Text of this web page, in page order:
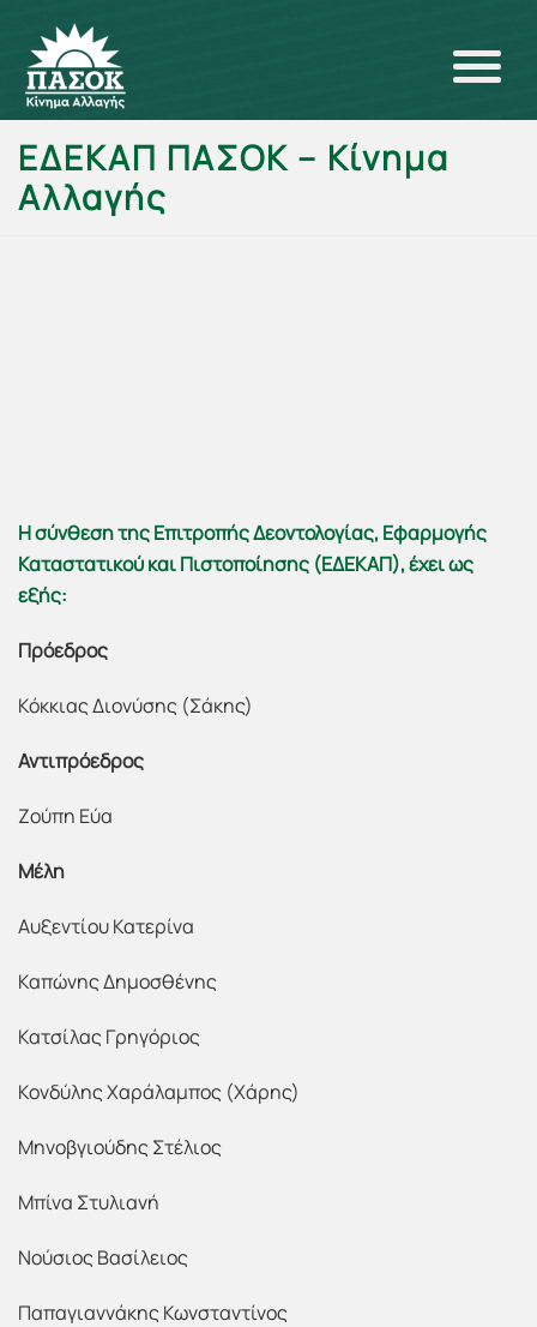
ΕΔΕΚΑΠ ΠΑΣΟΚ – Κίνημα
Αλλαγής
Η σύνθεση της Επιτροπής Δεοντολογίας, Εφαρμογής
Καταστατικού και Πιστοποίησης (ΕΔΕΚΑΠ), έχει ως
εξής:
Πρόεδρος
Κόκκιας Διονύσης (Σάκης)
Αντιπρόεδρος
Ζούπη Εύα
Μέλη
Αυξεντίου Κατερίνα
Καπώνης Δημοσθένης
Κατσίλας Γρηγόριος
Κονδύλης Χαράλαμπος (Χάρης)
Μηνοβγιούδης Στέλιος
Μπίνα Στυλιανή
Νούσιος Βασίλειος
Παπαγιαννάκης Κωνσταντίνος